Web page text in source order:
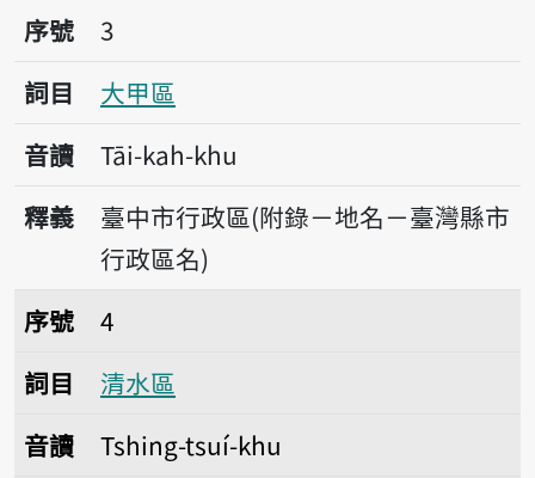
序號3大甲區
序號
3
詞目
大甲區
音讀
Tāi-kah-khu
釋義
臺中市行政區(附錄－地名－臺灣縣市
行政區名)
序號4清水區
序號
4
詞目
清水區
音讀
Tshing-tsuí-khu